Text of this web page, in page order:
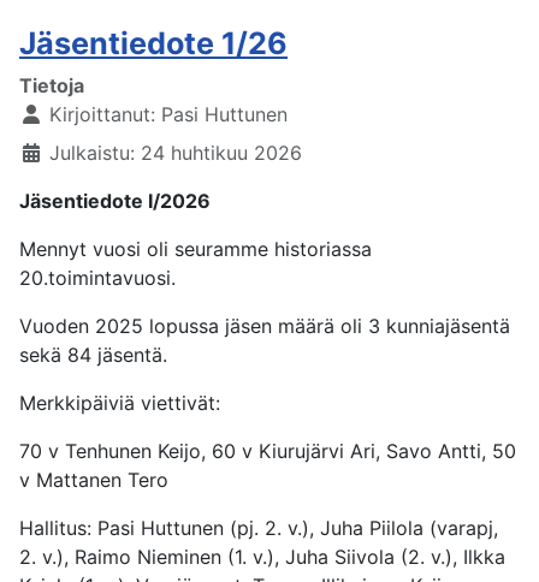
Jäsentiedote 1/26
Tietoja
Kirjoittanut: Pasi Huttunen
Julkaistu: 24 huhtikuu 2026
Jäsentiedote I/2026
Mennyt vuosi oli seuramme historiassa
20.toimintavuosi.
Vuoden 2025 lopussa jäsen määrä oli 3 kunniajäsentä
sekä 84 jäsentä.
Merkkipäiviä viettivät:
70 v Tenhunen Keijo, 60 v Kiurujärvi Ari, Savo Antti, 50
v Mattanen Tero
Hallitus: Pasi Huttunen (pj. 2. v.), Juha Piilola (varapj,
2. v.), Raimo Nieminen (1. v.), Juha Siivola (2. v.), Ilkka